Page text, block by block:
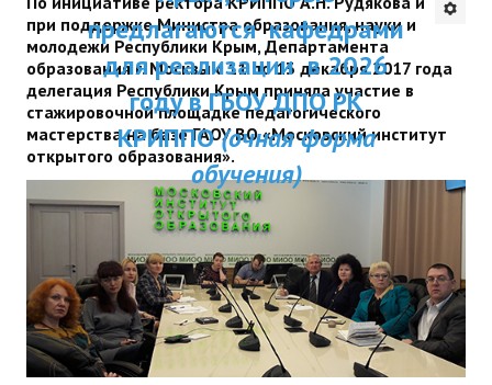
ДПО
Профессиональная переподготовка
Повышение квалификации
КОНТАКТЫ
ДПП ПК:
Актуальное
занятий
предлагаются кафедрами
для реализации в 2026
году в ГБОУ ДПО РК
КРИППО(очная форма
обучения)
при поддержке Министра образования, науки и
молодежи Республики Крым, Департамента
образования г. Москвы с 11 по 13 декабря 2017 года
делегация Республики Крым приняла участие в
стажировочной площадке педагогического
мастерства на базе ГАОУ ВО «Московский институт
открытого образования».